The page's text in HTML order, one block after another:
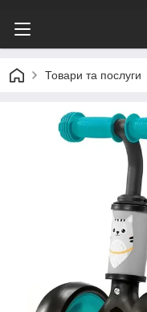
Товари та послуги